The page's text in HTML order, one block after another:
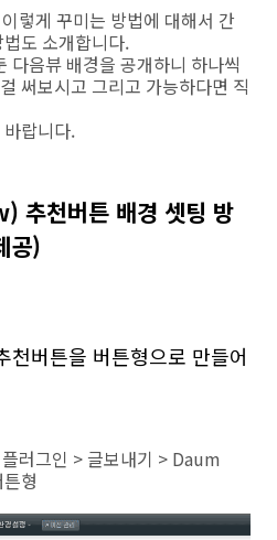
렇게 꾸미는 방법에 대해서 간
도 소개합니다.
다음뷰 배경을 공개하니 하나씩
써보시고 그리고 가능하다면 직
랍니다.
추천버튼 배경 셋팅 방
공)
버튼을 버튼형으로 만들어
러그인 > 글보내기 > Daum
형